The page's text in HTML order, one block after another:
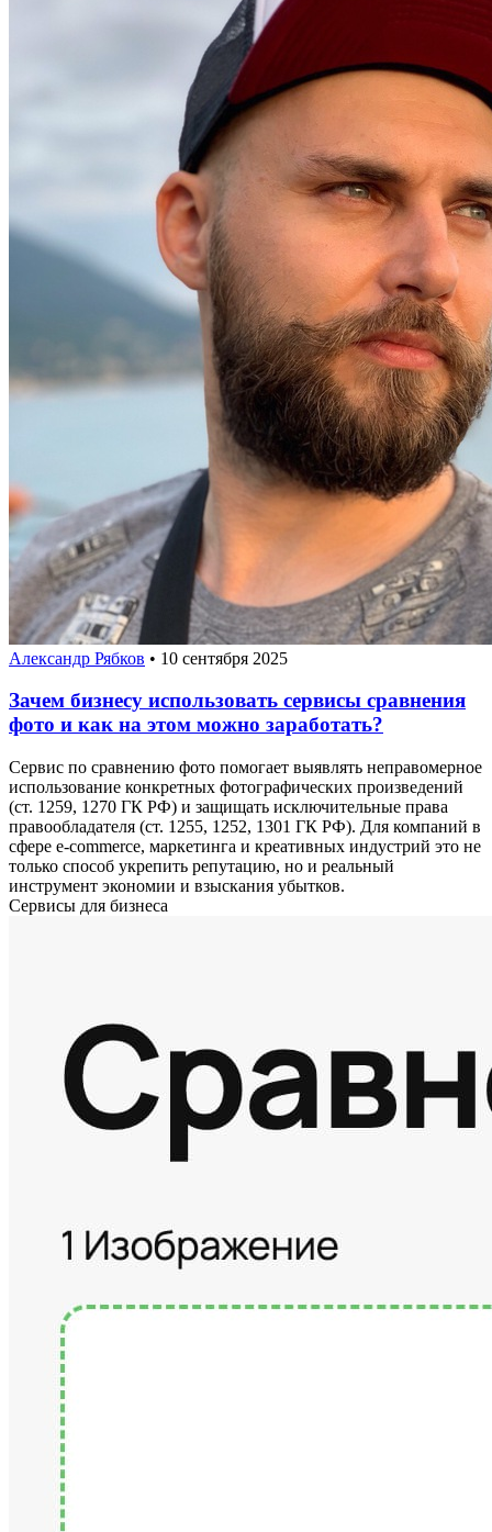
Александр Рябков • 10 сентября 2025
Зачем бизнесу использовать сервисы сравнения
фото и как на этом можно заработать?
Сервис по сравнению фото помогает выявлять неправомерное
использование конкретных фотографических произведений
(ст. 1259, 1270 ГК РФ) и защищать исключительные права
правообладателя (ст. 1255, 1252, 1301 ГК РФ). Для компаний в
сфере e-commerce, маркетинга и креативных индустрий это не
только способ укрепить репутацию, но и реальный
инструмент экономии и взыскания убытков.
Сервисы для бизнеса